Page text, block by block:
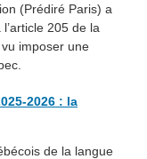
(Prédiré Paris) a
205 de la
vu imposer une
2026 : la
de la langue